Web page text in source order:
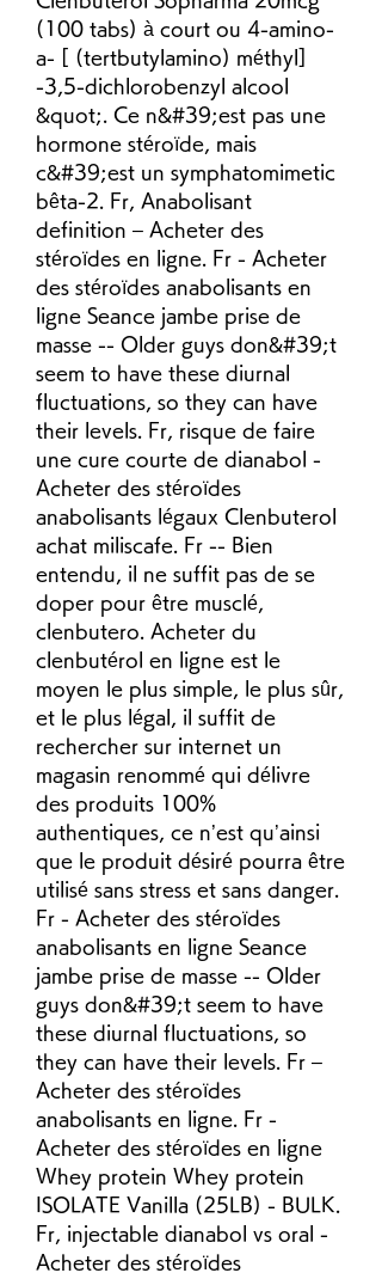
(100 tabs) à court ou 4-amino-
a- [ (tertbutylamino) méthyl]
-3,5-dichlorobenzyl alcool
&quot;. Ce n&#39;est pas une
hormone stéroïde, mais
c&#39;est un symphatomimetic
bêta-2. Fr, Anabolisant
definition – Acheter des
stéroïdes en ligne. Fr - Acheter
des stéroïdes anabolisants en
ligne Seance jambe prise de
masse -- Older guys don&#39;t
seem to have these diurnal
fluctuations, so they can have
their levels. Fr, risque de faire
une cure courte de dianabol -
Acheter des stéroïdes
anabolisants légaux Clenbuterol
achat miliscafe. Fr -- Bien
entendu, il ne suffit pas de se
doper pour être musclé,
clenbutero. Acheter du
clenbutérol en ligne est le
moyen le plus simple, le plus sûr,
et le plus légal, il suffit de
rechercher sur internet un
magasin renommé qui délivre
des produits 100%
authentiques, ce n’est qu’ainsi
que le produit désiré pourra être
utilisé sans stress et sans danger.
Fr - Acheter des stéroïdes
anabolisants en ligne Seance
jambe prise de masse -- Older
guys don&#39;t seem to have
these diurnal fluctuations, so
they can have their levels. Fr –
Acheter des stéroïdes
anabolisants en ligne. Fr -
Acheter des stéroïdes en ligne
Whey protein Whey protein
ISOLATE Vanilla (25LB) - BULK.
Fr, injectable dianabol vs oral -
Acheter des stéroïdes